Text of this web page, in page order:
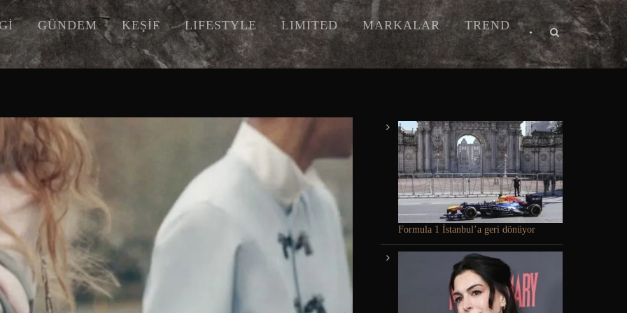
GÜNDEM KEŞİF LIFESTYLE LIMITED MARKALAR TREND
•
Formula 1 İstanbul’a geri dönüyor